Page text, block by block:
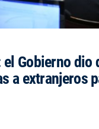
Gobierno dio
a extranjeros